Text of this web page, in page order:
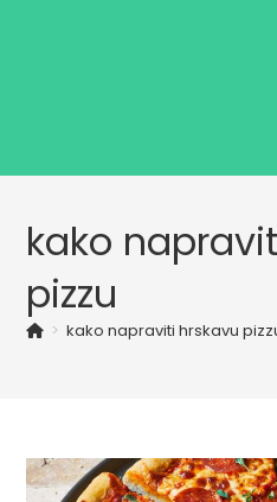
kako
pizzu
> kako napraviti hrskavu